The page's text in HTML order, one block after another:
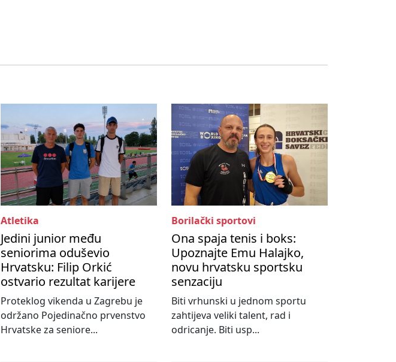
Atletika
Jedini junior među
seniorima oduševio
Hrvatsku: Filip Orkić
ostvario rezultat karijere
Proteklog vikenda u Zagrebu je
održano Pojedinačno prvenstvo
Hrvatske za seniore...
Borilački sportovi
Ona spaja tenis i boks:
Upoznajte Emu Halajko,
novu hrvatsku sportsku
senzaciju
Biti vrhunski u jednom sportu
zahtijeva veliki talent, rad i
odricanje. Biti usp...